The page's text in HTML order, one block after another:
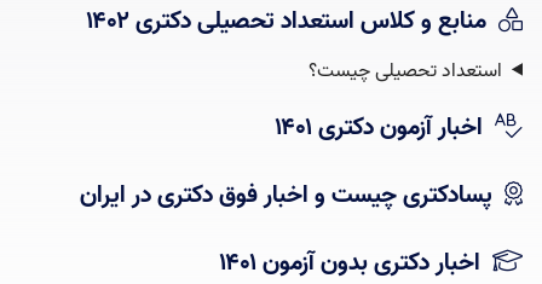
منابع و کلاس استعداد تحصیلی دکتری ۱۴۰۲
استعداد تحصیلی چیست؟‌
اخبار آزمون دکتری ۱۴۰۱
پسادکتری چیست و اخبار فوق دکتری در ایران
اخبار دکتری بدون آزمون ۱۴۰۱